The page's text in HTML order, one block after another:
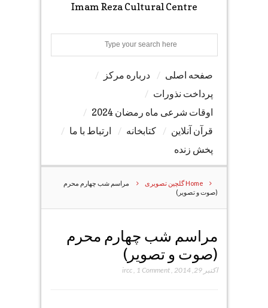
Imam Reza Cultural Centre
Search
صفحه اصلی
درباره مرکز
پرداخت نذورات
اوقات شرعی ماه رمضان 2024
قرآن آنلاین
کتابخانه
ارتباط با ما
پخش زنده
Home گلچین تصویری
مراسم شب چهارم محرم
(صوت و تصویر)
مراسم شب چهارم محرم
(صوت و تصویر)
اکتبر 29, 2014 ,
ircc, 1 Comment